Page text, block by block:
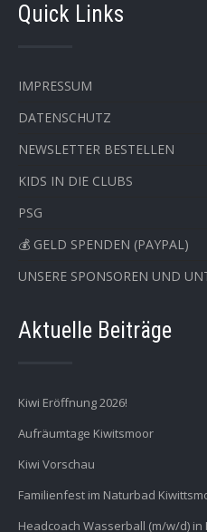
Quick Links
IMPRESSUM
DATENSCHUTZ
NEWSLETTER BESTELLEN
KIDS IN DIE CLUBS
PSG
💰 GELD SPENDEN (PAYPAL)
UNSERE SPONSOREN UND
Aktuelle Beiträge
Kiwi Eröffnung 2026!
Aufräumtage Kiwitsmoor
Kiwi Vorschau
Familienfest im Naturbad
Headcoach Wasserball (m/w/d) in